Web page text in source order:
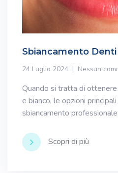
Sbiancamento Denti
24 Luglio 2024 Nessun
Quando si tratta di
e bianco, le opzioni
sbiancamento
Scopri di più